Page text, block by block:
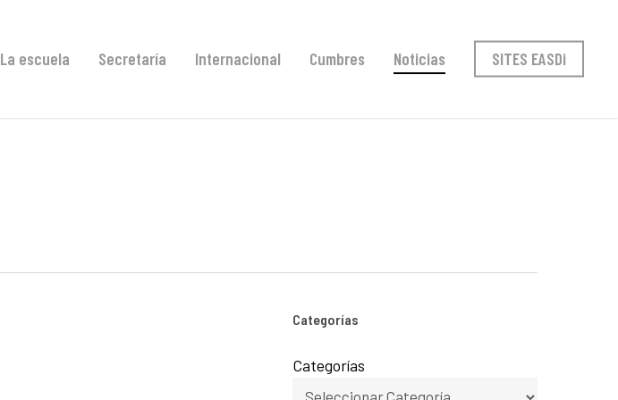
La escuela Secretaría Internacional Cumbres Noticias SITES EASDi
Categorías
Categorías